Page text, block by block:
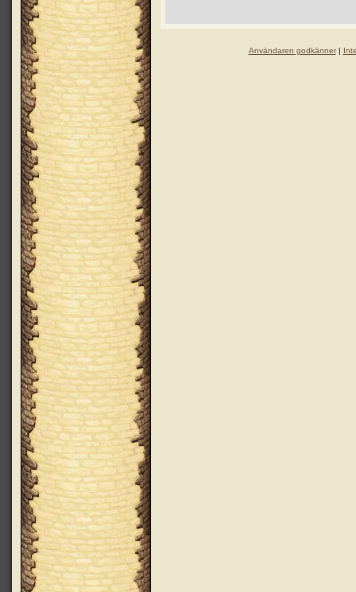
Användaren godkänner|